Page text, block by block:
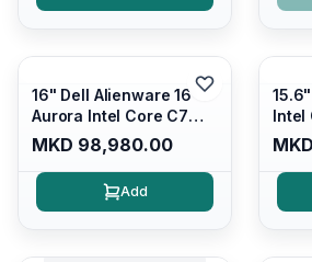
16" Dell Alienware 16
Aurora Intel Core C7
240H /16GB RAM DDR5
5600mhz/ 1TB SSD M.2
Nvme/rtx4050 6GB/
Wqxga(2560x1600)
MKD 98,980.00
Add
Intel
M.2